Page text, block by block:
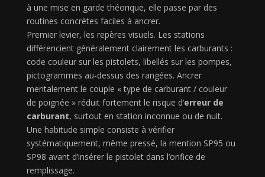
à une mise en garde théorique, elle passe par des
routines concrètes faciles à ancrer.
Premier levier, les repères visuels. Les stations
différencient généralement clairement les carburants :
code couleur sur les pistolets, libellés sur les pompes,
pictogrammes au-dessus des rangées. Ancrer
mentalement le couple « type de carburant / couleur
de poignée » réduit fortement le risque d’erreur de
carburant, surtout en station inconnue ou de nuit.
Une habitude simple consiste à vérifier
systématiquement, même pressé, la mention SP95 ou
SP98 avant d’insérer le pistolet dans l’orifice de
remplissage.